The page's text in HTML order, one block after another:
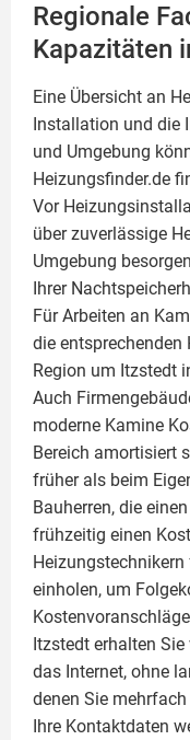
Regionale
Kapazitäten
Eine Übersicht an
Installation und die
und Umgebung
Heizungsfinder.de
Vor
über zuverlässige
Umgebung
Ihrer
Für Arbeiten an
die entsprechenden
Region um Itzstedt
Auch
moderne Kamine
Bereich amortisiert
früher als beim
Bauherren, die
frühzeitig einen
einholen, um
Itzstedt erhalten
das Internet, ohne
denen Sie
Ihre Kontaktdaten